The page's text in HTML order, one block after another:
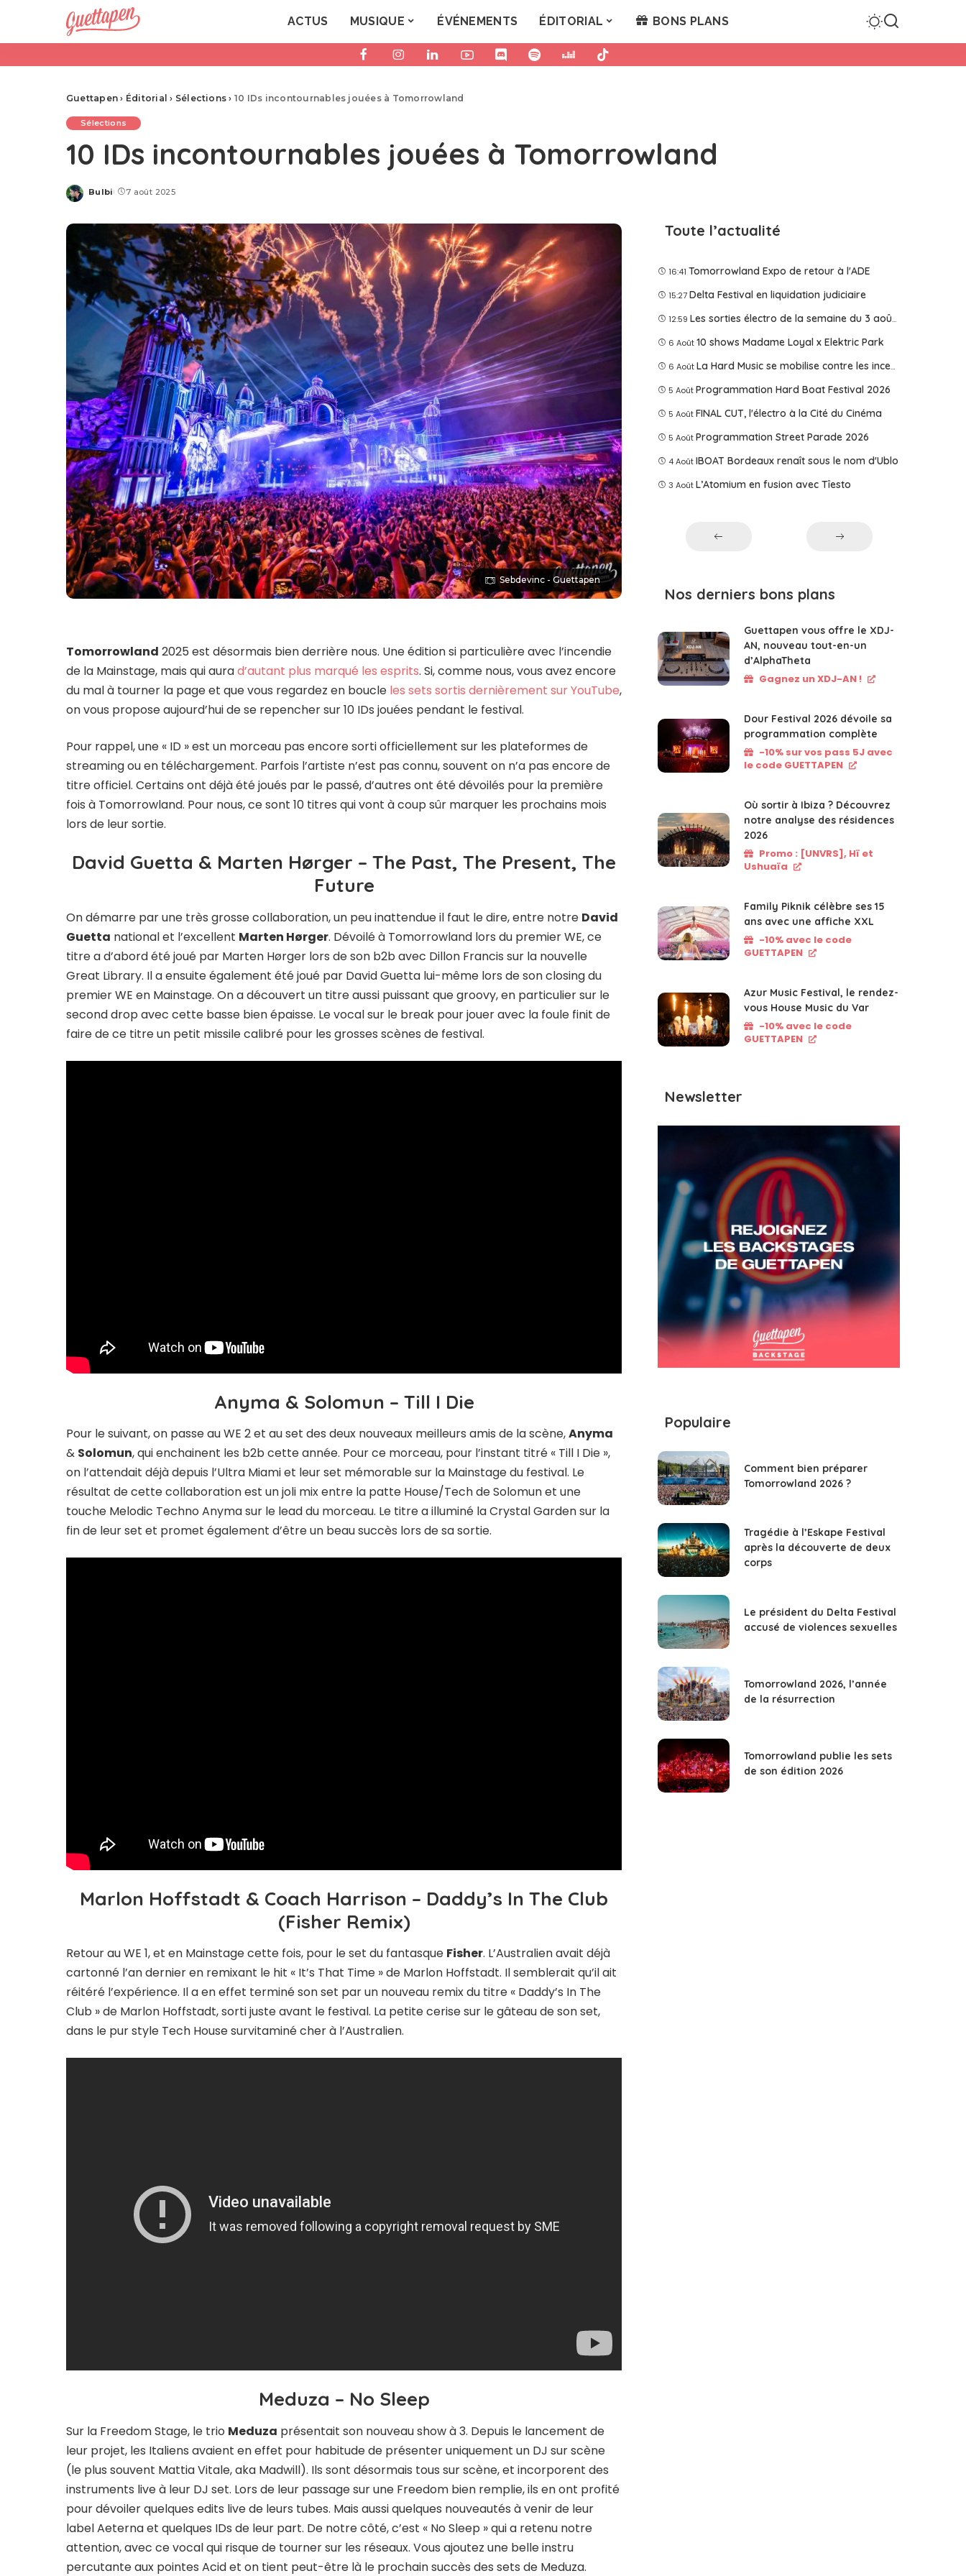
ACTUS MUSIQUE ÉVÉNEMENTS ÉDITORIAL BONS PLANS
Guettapen › Éditorial › Sélections › 10 IDs incontournables jouées à Tomorrowland
Sélections
10 IDs incontournables jouées à Tomorrowland
Posted
Bulbi 7 août 2025
Sebdevinc - Guettapen
Tomorrowland 2025 est désormais bien derrière nous. Une édition si particulière avec l’incendie
de la Mainstage, mais qui aurad’autant plus marqué les esprits. Si, comme nous, vous avez encore
du mal à tourner la page et que vous regardez en boucle les sets sortis dernièrement sur YouTube,
on vous propose aujourd’hui de se repencher sur 10 IDs jouées pendant le festival.
Pour rappel, une « ID » est un morceau pas encore sorti officiellement sur les plateformes de
streaming ou en téléchargement. Parfois l’artiste n’est pas connu, souvent on n’a pas encore de
titre officiel. Certains ont déjà été joués par le passé, d’autres ont été dévoilés pour la première
fois à Tomorrowland. Pour nous, ce sont 10 titres qui vont à coup sûr marquer les prochains mois
lors de leur sortie.
David Guetta & Marten Hørger – The Past, The Present, The
Future
On démarre par une très grosse collaboration, un peu inattendue il faut le dire, entre notre David
Guetta national et l’excellent Marten Hørger. Dévoilé à Tomorrowland lors du premier WE, ce
titre a d’abord été joué par Marten Hørger lors de son b2b avec Dillon Francis sur la nouvelle
Great Library. Il a ensuite également été joué par David Guetta lui-même lors de son closing du
premier WE en Mainstage. On a découvert un titre aussi puissant que groovy, en particulier sur le
second drop avec cette basse bien épaisse. Le vocal sur le break pour jouer avec la foule finit de
faire de ce titre un petit missile calibré pour les grosses scènes de festival.
Anyma & Solomun – Till I Die
Pour le suivant, on passe au WE 2 et au set des deux nouveaux meilleurs amis de la scène,Anyma
& Solomun, qui enchainent les b2b cette année. Pour ce morceau, pour l’instant titré « Till I Die »,
on l’attendait déjà depuis l’Ultra Miami et leur set mémorable sur la Mainstage du festival. Le
résultat de cette collaboration est un joli mix entre la patte House/Tech de Solomun et une
touche Melodic Techno Anyma sur le lead du morceau. Le titre a illuminé la Crystal Garden sur la
fin de leur set et promet également d’être un beau succès lors de sa sortie.
Marlon Hoffstadt & Coach Harrison – Daddy’s In The Club
(Fisher Remix)
Retour au WE 1, et en Mainstage cette fois, pour le set du fantasque Fisher. L’Australien avait déjà
cartonné l’an dernier en remixant le hit « It’s That Time » de Marlon Hoffstadt. Il semblerait qu’il ait
réitéré l’expérience. Il a en effet terminé son set par un nouveau remix du titre « Daddy’s In The
Club » de Marlon Hoffstadt, sorti juste avant le festival. La petite cerise sur le gâteau de son set,
dans le pur style Tech House survitaminé cher à l’Australien.
Meduza – No Sleep
Sur la Freedom Stage, le trio Meduza présentait son nouveau show à 3. Depuis le lancement de
leur projet, les Italiens avaient en effet pour habitude de présenter uniquement un DJ sur scène
(le plus souvent Mattia Vitale, aka Madwill). Ils sont désormais tous sur scène, et incorporent des
instruments live à leur DJ set. Lors de leur passage sur une Freedom bien remplie, ils en ont profité
pour dévoiler quelques edits live de leurs tubes. Mais aussi quelques nouveautés à venir de leur
label Aeterna et quelques IDs de leur part. De notre côté, c’est « No Sleep » qui a retenu notre
attention, avec ce vocal qui risque de tourner sur les réseaux. Vous ajoutez une belle instru
percutante aux pointes Acid et on tient peut-être là le prochain succès des sets de Meduza.
Toute l’actualité
16:41 Tomorrowland Expo de retour à l'ADE
15:27 Delta Festival en liquidation judiciaire
12:59 Les sorties électro de la semaine du 3 août 2026
6 Août 10 shows Madame Loyal x Elektric Park
6 Août La Hard Music se mobilise contre les incendies
5 Août Programmation Hard Boat Festival 2026
5 Août FINAL CUT, l'électro à la Cité du Cinéma
5 Août Programmation Street Parade 2026
4 Août IBOAT Bordeaux renaît sous le nom d'Ublo
3 Août L’Atomium en fusion avec Tîesto
Nos derniers bons plans
Guettapen vous offre le XDJ-
AN, nouveau tout-en-un
d’AlphaTheta
Gagnez un XDJ-AN !
Dour Festival 2026 dévoile sa
programmation complète
-10% sur vos pass 5J avec
le code GUETTAPEN
Où sortir à Ibiza ? Découvrez
notre analyse des résidences
2026
Promo : [UNVRS], Hï et
Ushuaïa
Family Piknik célèbre ses 15
ans avec une affiche XXL
-10% avec le code
GUETTAPEN
Azur Music Festival, le rendez-
vous House Music du Var
-10% avec le code
GUETTAPEN
Newsletter
Populaire
Comment bien préparer
Tomorrowland 2026 ?
Tragédie à l’Eskape Festival
après la découverte de deux
corps
Le président du Delta Festival
accusé de violences sexuelles
Tomorrowland 2026, l’année
de la résurrection
Tomorrowland publie les sets
de son édition 2026